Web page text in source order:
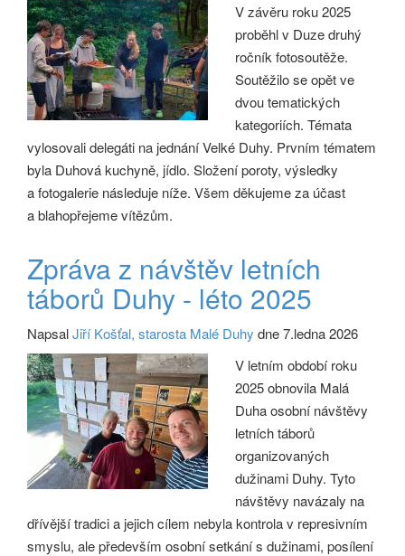
V závěru roku 2025
proběhl v Duze druhý
ročník fotosoutěže.
Soutěžilo se opět ve
dvou tematických
kategoriích. Témata
vylosovali delegáti na jednání Velké Duhy. Prvním tématem
byla Duhová kuchyně, jídlo. Složení poroty, výsledky
a fotogalerie následuje níže. Všem děkujeme za účast
a blahopřejeme vítězům.
Zpráva z návštěv letních
táborů Duhy - léto 2025
NapsalJiří Košťal, starosta Malé Duhy dne 7.ledna 2026
V letním období roku
2025 obnovila Malá
Duha osobní návštěvy
letních táborů
organizovaných
dužinami Duhy. Tyto
návštěvy navázaly na
dřívější tradici a jejich cílem nebyla kontrola v represivním
smyslu, ale především osobní setkání s dužinami, posílení